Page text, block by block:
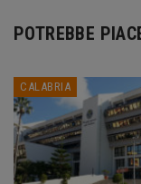
POTREBBE
CALABRIA